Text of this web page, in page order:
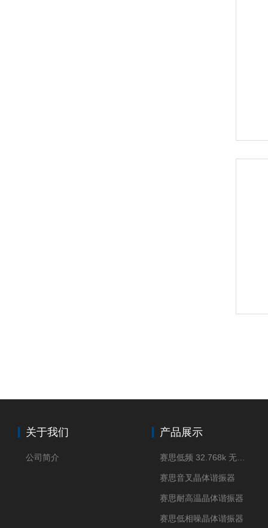
关于我们
公司简介
产品展示
赛思音叉晶体谐振器
赛思耐高温晶体谐振器
赛思低相噪晶体谐振器